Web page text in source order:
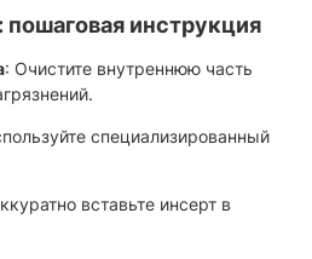
пошаговая инструкция
: Очистите внутреннюю часть
специализированный
вставьте инсерт в